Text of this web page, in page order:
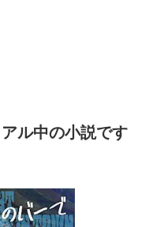
ル中の小説です